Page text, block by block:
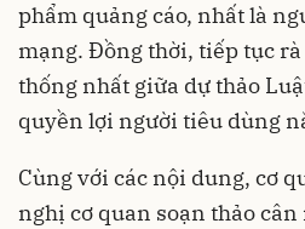
phẩm quảng cáo, nhất là
mạng. Đồng thời, tiếp tục
thống nhất giữa dự thảo
quyền lợi người tiêu dùng
Cùng với các nội dung, cơ
nghị cơ quan soạn thảo